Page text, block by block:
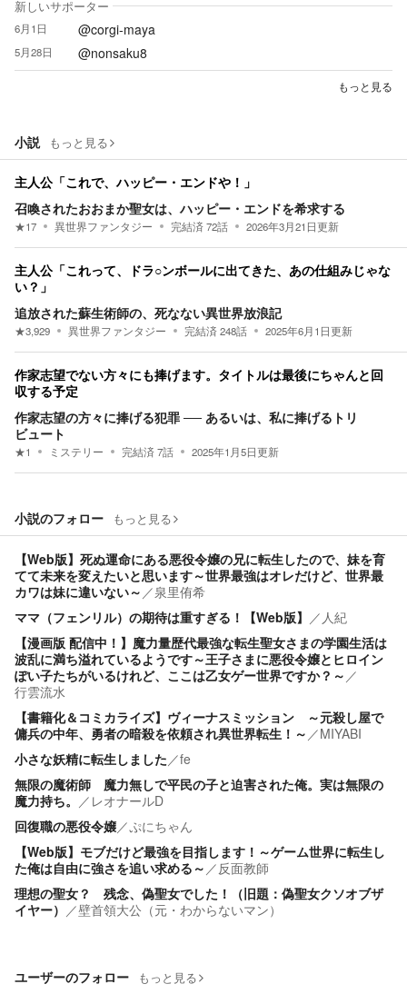
新しいサポーター
6月1日 @corgi-maya
5月28日 @nonsaku8
もっと見る
小説 もっと見る
主人公「これで、ハッピー・エンドや！」
召喚されたおおまか聖女は、ハッピー・エンドを希求する
★17 異世界ファンタジー 完結済72話 2026年3月21日更新
主人公「これって、ドラ○ンボールに出てきた、あの仕組みじゃな
い？」
追放された蘇生術師の、死なない異世界放浪記
★3,929 異世界ファンタジー 完結済248話 2025年6月1日更新
作家志望でない方々にも捧げます。タイトルは最後にちゃんと回
収する予定
作家志望の方々に捧げる犯罪 ── あるいは、私に捧げるトリ
ビュート
★1 ミステリー 完結済7話 2025年1月5日更新
小説のフォロー もっと見る
【Web版】死ぬ運命にある悪役令嬢の兄に転生したので、妹を育
てて未来を変えたいと思います～世界最強はオレだけど、世界最
カワは妹に違いない～ ／泉里侑希
ママ（フェンリル）の期待は重すぎる！【Web版】 ／ 人紀
【漫画版 配信中！】魔力量歴代最強な転生聖女さまの学園生活は
波乱に満ち溢れているようです～王子さまに悪役令嬢とヒロイン
ぽい子たちがいるけれど、ここは乙女ゲー世界ですか？～ ／
行雲流水
【書籍化＆コミカライズ】ヴィーナスミッション ～元殺し屋で
傭兵の中年、勇者の暗殺を依頼され異世界転生！～ ／MIYABI
小さな妖精に転生しました／fe
無限の魔術師 魔力無しで平民の子と迫害された俺。実は無限の
魔力持ち。 ／ レオナールD
回復職の悪役令嬢／ぷにちゃん
【Web版】モブだけど最強を目指します！～ゲーム世界に転生し
た俺は自由に強さを追い求める～ ／反面教師
理想の聖女？ 残念、偽聖女でした！（旧題：偽聖女クソオブザ
イヤー） ／壁首領大公（元・わからないマン）
ユーザーのフォロー もっと見る